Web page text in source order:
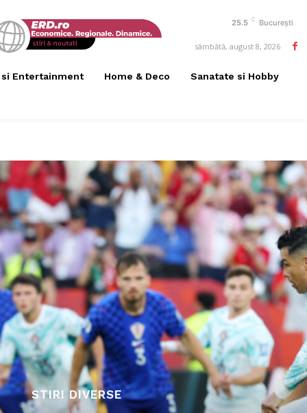
25.5 C București
sâmbătă, august 8, 2026
Entertainment Home & Deco Sanatate si Hobby
STIRI DIVERSE